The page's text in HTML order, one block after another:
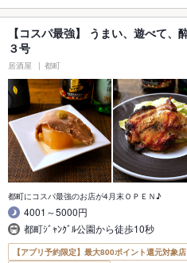
【コスパ最強】 うまい、遊べて
３号
居酒屋 都町
都町にコスパ最強のお店が4月末ＯＰＥＮ♪
4001～5000円
都町ｼﾞｬﾝｸﾞﾙ公園から徒歩10秒
【アプリ予約限定】最大800ポイント還元対象店